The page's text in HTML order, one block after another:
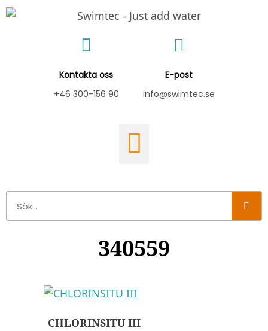
Hoppa
Kontakta oss
+46 300-156 90
E-post
info@swimtec.se
340559
CHLORINSITU III